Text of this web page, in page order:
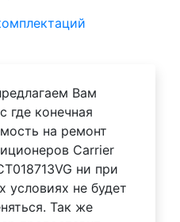
Вам
где конечная
на ремонт
Carrier
ни при
условиях не будет
Так же